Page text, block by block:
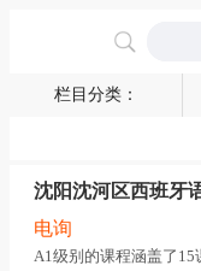
栏目分类：
沈阳沈河区西班牙
电询